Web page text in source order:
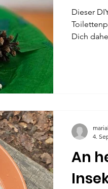
Dieser
Dich
An
4.